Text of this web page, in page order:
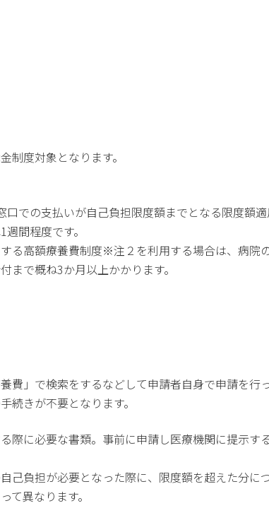
制度対象となります。
口での支払いが自己負担限度額までとなる限度額
間程度です。
る高額療養費制度※注２を利用する場合は、病院
まで概ね3か月以上かかります。
」で検索をするなどして申請者自身で申請を行
きが不要となります。
る際に必要な書類。事前に申請し医療機関に提
己負担が必要となった際に、限度額を超えた分に
異なります。